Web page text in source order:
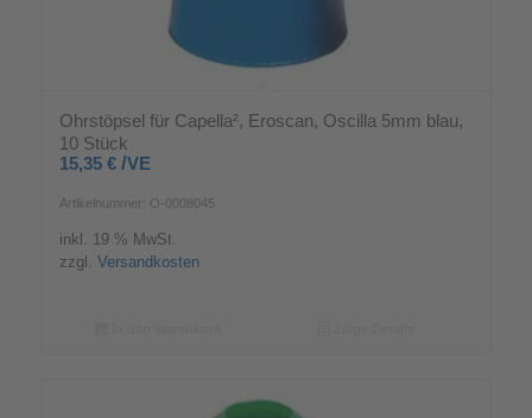
Ohrstöpsel für Capella², Eroscan, Oscilla 5mm blau,
10 Stück
15,35 € /VE
Artikelnummer: O-0008045
inkl. 19 % MwSt.
zzgl. Versandkosten